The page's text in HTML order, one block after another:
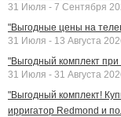
31 Июля - 7 Сентября
"Выгодные цены на
31 Июля - 13 Августа
"Выгодный комплект при
31 Июля - 31 Августа
"Выгодный комплект!
ирригатор Redmond и